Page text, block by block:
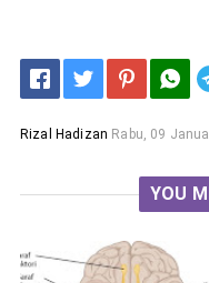
Rizal Hadizan Rabu, 09
YOU